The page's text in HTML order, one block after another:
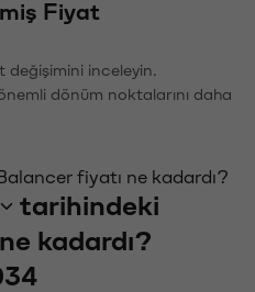
Fiyat
değişimini inceleyin.
dönüm noktalarını daha
fiyatı ne kadardı?
tarihindeki
kadardı?